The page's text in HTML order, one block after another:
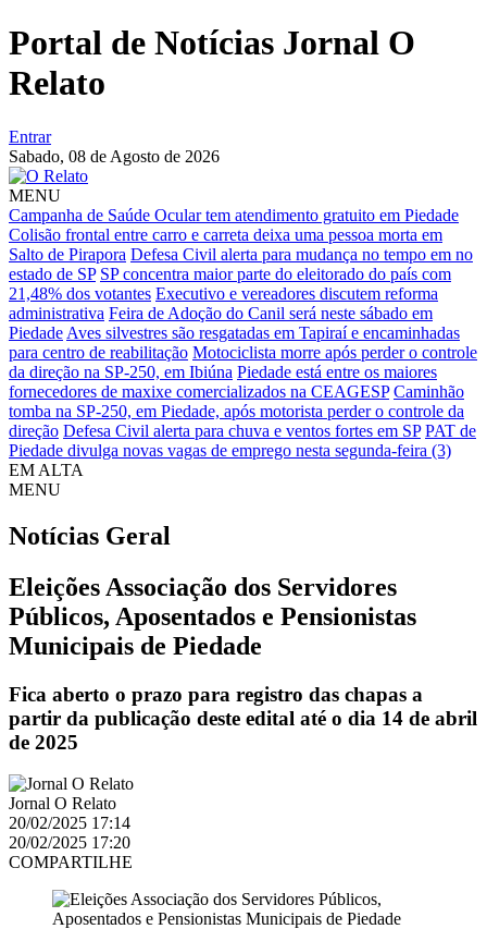
Portal de Notícias Jornal O
Relato
Entrar
Sabado, 08 de Agosto de 2026
MENU
Campanha de Saúde Ocular tem atendimento gratuito em Piedade
Colisão frontal entre carro e carreta deixa uma pessoa morta em
Salto de Pirapora Defesa Civil alerta para mudança no tempo em no
estado de SP SP concentra maior parte do eleitorado do país com
21,48% dos votantes Executivo e vereadores discutem reforma
administrativa Feira de Adoção do Canil será neste sábado em
Piedade Aves silvestres são resgatadas em Tapiraí e encaminhadas
para centro de reabilitação Motociclista morre após perder o controle
da direção na SP-250, em Ibiúna Piedade está entre os maiores
fornecedores de maxixe comercializados na CEAGESP Caminhão
tomba na SP-250, em Piedade, após motorista perder o controle da
direção Defesa Civil alerta para chuva e ventos fortes em SP PAT de
Piedade divulga novas vagas de emprego nesta segunda-feira (3)
EM ALTA
MENU
Notícias Geral
Eleições Associação dos Servidores
Públicos, Aposentados e Pensionistas
Municipais de Piedade
Fica aberto o prazo para registro das chapas a
partir da publicação deste edital até o dia 14 de abril
de 2025
Jornal O Relato
20/02/2025 17:14
20/02/2025 17:20
COMPARTILHE